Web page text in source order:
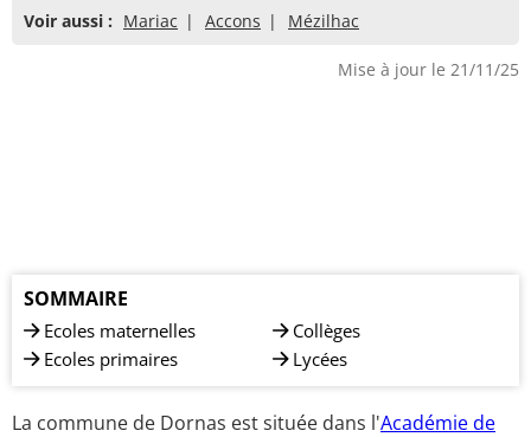
Voir aussi : Mariac Accons Mézilhac
Mise à jour le 21/11/25
SOMMAIRE
Ecoles maternelles
Ecoles primaires
Collèges
Lycées
La commune de Dornas est située dans l'Académie de